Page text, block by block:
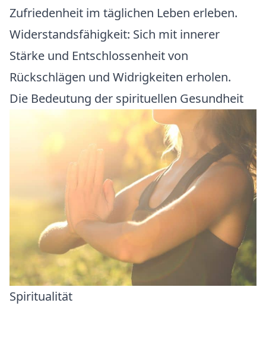
Zufriedenheit im täglichen Leben erleben.
Widerstandsfähigkeit: Sich mit innerer
Stärke und Entschlossenheit von
Rückschlägen und Widrigkeiten erholen.
Die Bedeutung der spirituellen Gesundheit
Spiritualität